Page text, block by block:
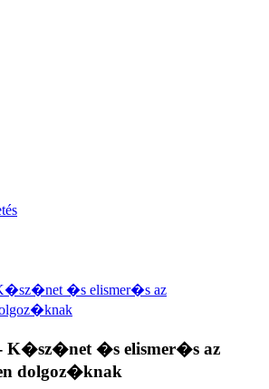
- K�sz�net �s elismer�s az
dolgoz�knak